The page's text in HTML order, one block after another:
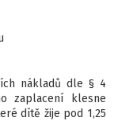
nákladů dle § 4
zaplacení klesne
dítě žije pod 1,25